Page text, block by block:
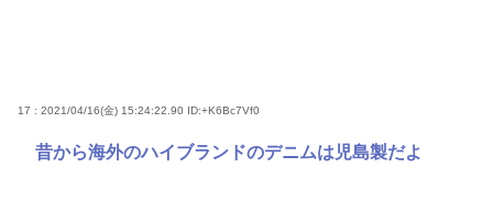
17 : 2021/04/16(金) 15:24:22.90 ID:+K6Bc7Vf0
昔から海外のハイブランドのデニムは児島製だよ